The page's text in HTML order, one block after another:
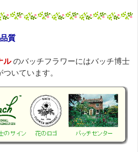
質
ルのバッチフラワーにはバッチ博士
いています。